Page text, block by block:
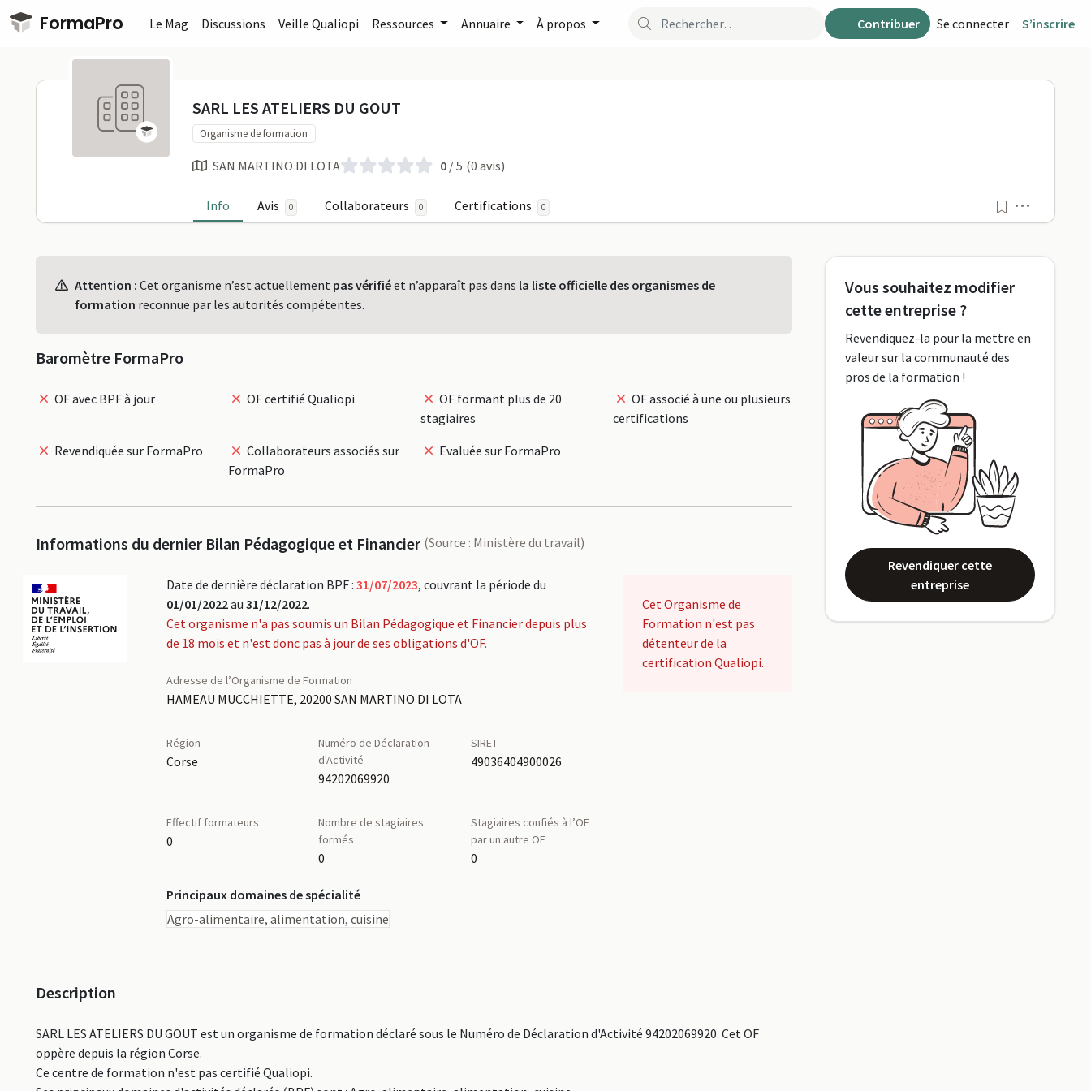
Passer au contenu principal
FormaPro Contribuer Se connecter S’inscrire
Le Mag Discussions Veille Qualiopi Ressources Annuaire À propos
SARL LES ATELIERS DU GOUT sur FormaPro
SARL LES ATELIERS DU GOUT
Organisme de formation
SAN MARTINO DI LOTA 0 / 5 (0 avis)
Info Avis 0 Collaborateurs 0 Certifications 0
ProfilAttention : Cet organisme n’est actuellement pas vérifiéet n’apparaît pas dans la liste officielle des organismes de
formation reconnue par les autorités compétentes.
Baromètre FormaPro
OF avec BPF à jour OF certifié Qualiopi
OF formant plus de 20
stagiaires
OF associé à une ou plusieurs
certifications
Revendiquée sur FormaPro
Collaborateurs associés sur
FormaPro
Evaluée sur FormaPro
Informations du dernier Bilan Pédagogique et Financier (Source : Ministère du travail)
Date de dernière déclaration BPF : 31/07/2023, couvrant la période du
01/01/2022au 31/12/2022.
Cet organisme n'a pas soumis un Bilan Pédagogique et Financier depuis plus
de 18 mois et n'est donc pas à jour de ses obligations d'OF.
Adresse de l’Organisme de Formation
HAMEAU MUCCHIETTE, 20200 SAN MARTINO DI LOTA
Région
Corse
Numéro de Déclaration
d'Activité
94202069920
SIRET
49036404900026
Effectif formateurs
0
Nombre de stagiaires
formés
0
Stagiaires confiés à l’OF
par un autre OF
0
Principaux domaines de spécialité
Agro-alimentaire, alimentation, cuisine
Cet Organisme de
Formation n'est pas
détenteur de la
certification Qualiopi.
Description
SARL LES ATELIERS DU GOUT est un organisme de formation déclaré sous le Numéro de Déclaration d'Activité 94202069920. Cet OF
oppère depuis la région Corse.
Ce centre de formation n'est pas certifié Qualiopi.
Vous souhaitez modifier
cette entreprise ?
Revendiquez-la pour la mettre en
valeur sur la communauté des
pros de la formation !
Revendiquer cette
entreprise